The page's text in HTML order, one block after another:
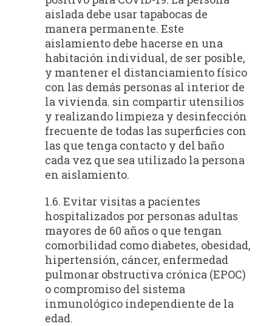
aislada debe usar tapabocas de
manera permanente. Este
aislamiento debe hacerse en una
habitación individual, de ser posible,
y mantener el distanciamiento físico
con las demás personas al interior de
la vivienda. sin compartir utensilios
y realizando limpieza y desinfección
frecuente de todas las superficies con
las que tenga contacto y del baño
cada vez que sea utilizado la persona
en aislamiento.
1.6. Evitar visitas a pacientes
hospitalizados por personas adultas
mayores de 60 años o que tengan
comorbilidad como diabetes, obesidad,
hipertensión, cáncer, enfermedad
pulmonar obstructiva crónica (EPOC)
o compromiso del sistema
inmunológico independiente de la
edad.